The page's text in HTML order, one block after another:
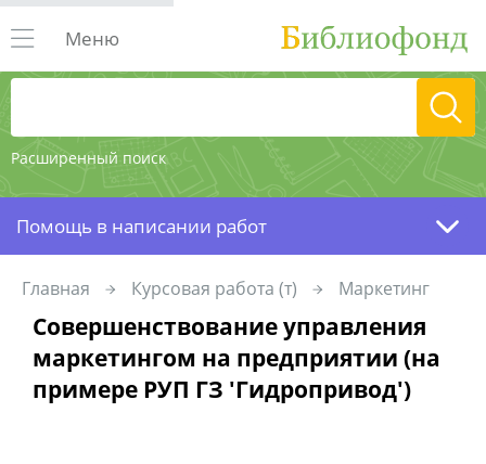
Расширенный поиск
Меню
Помощь в написании работ
Главная Курсовая работа (т) Маркетинг
Совершенствование управления
маркетингом на предприятии (на
примере РУП ГЗ 'Гидропривод')